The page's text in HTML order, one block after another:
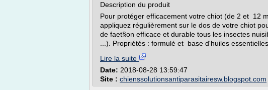
Description du produit
Pour protéger efficacement votre chiot (de 2 et 12
appliquez régulièrement sur le dos de votre chiot
de faet§on efficace et durable tous les insectes
...). Propriétés : formulé et base d'huiles
Lire la suite
Date: 2018-08-28 13:59:47
Site : chienssolutionsantiparasitairesw.blogspot.com